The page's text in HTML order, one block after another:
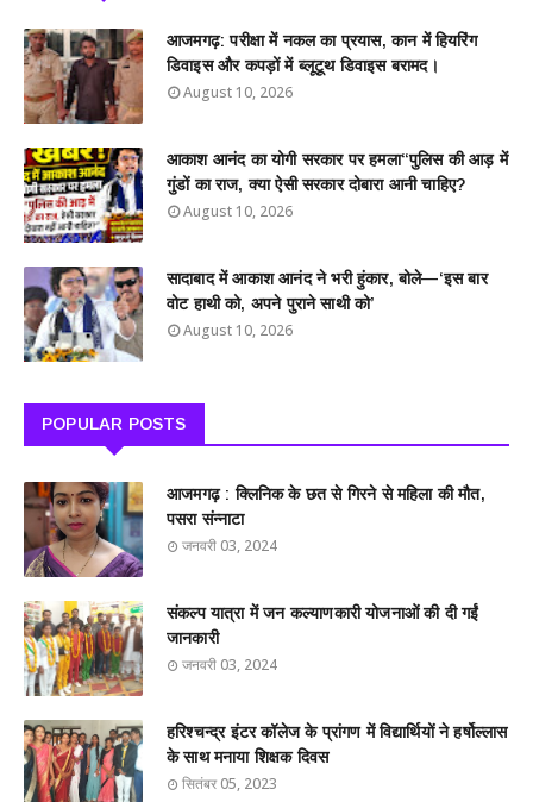
आजमगढ़: परीक्षा में नकल का प्रयास, कान में हियरिंग
डिवाइस और कपड़ों में ब्लूटूथ डिवाइस बरामद।
August 10, 2026
आकाश आनंद का योगी सरकार पर हमला“पुलिस की आड़ में
गुंडों का राज, क्या ऐसी सरकार दोबारा आनी चाहिए?
August 10, 2026
सादाबाद में आकाश आनंद ने भरी हुंकार, बोले—‘इस बार
वोट हाथी को, अपने पुराने साथी को’
August 10, 2026
POPULAR POSTS
आजमगढ़ : क्लिनिक के छत से गिरने से महिला की मौत,
पसरा संन्नाटा
जनवरी 03, 2024
संकल्प यात्रा में जन कल्याणकारी योजनाओं की दी गईं
जानकारी
जनवरी 03, 2024
हरिश्चन्द्र इंटर कॉलेज के प्रांगण में विद्यार्थियों ने हर्षोल्लास
के साथ मनाया शिक्षक दिवस
सितंबर 05, 2023